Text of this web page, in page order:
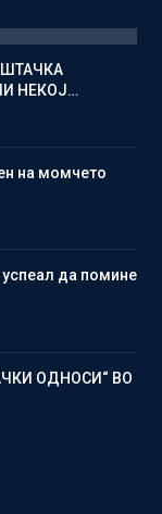
НЕКОЈ…
на момчето
да помине
ОДНОСИ“ ВО